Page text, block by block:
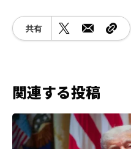
共有
関連する投稿